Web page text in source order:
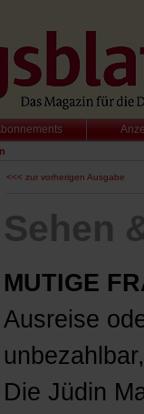
<<< zur vorherigen Ausgabe
Sehen
MUTIGE
Ausreise
Die Jüdin